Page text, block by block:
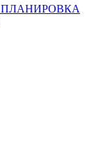
ПЛАНИРОВКА